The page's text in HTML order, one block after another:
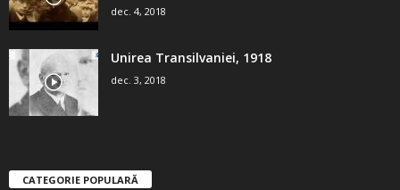
dec. 4, 2018
Unirea Transilvaniei, 1918
dec. 3, 2018
CATEGORIE POPULARĂ